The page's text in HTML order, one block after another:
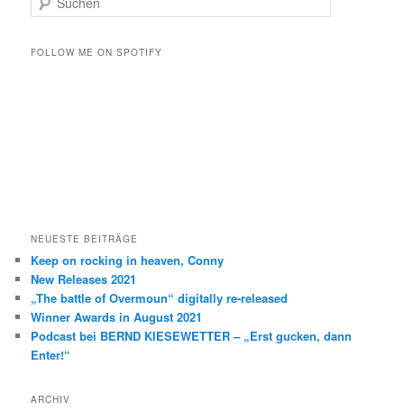
u
h
FOLLOW ME ON SPOTIFY
NEUESTE BEITRÄGE
Keep on rocking in heaven, Conny
New Releases 2021
„The battle of Overmoun“ digitally re-released
Winner Awards in August 2021
Podcast bei BERND KIESEWETTER – „Erst gucken, dann
Enter!“
ARCHIV